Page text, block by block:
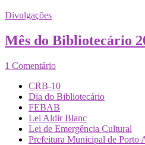
Divulgações
Mês do Bibliotecário
1 Comentário
CRB-10
Dia do Bibliotecário
FEBAB
Lei Aldir Blanc
Lei de Emergência Cultural
Prefeitura Municipal de Porto